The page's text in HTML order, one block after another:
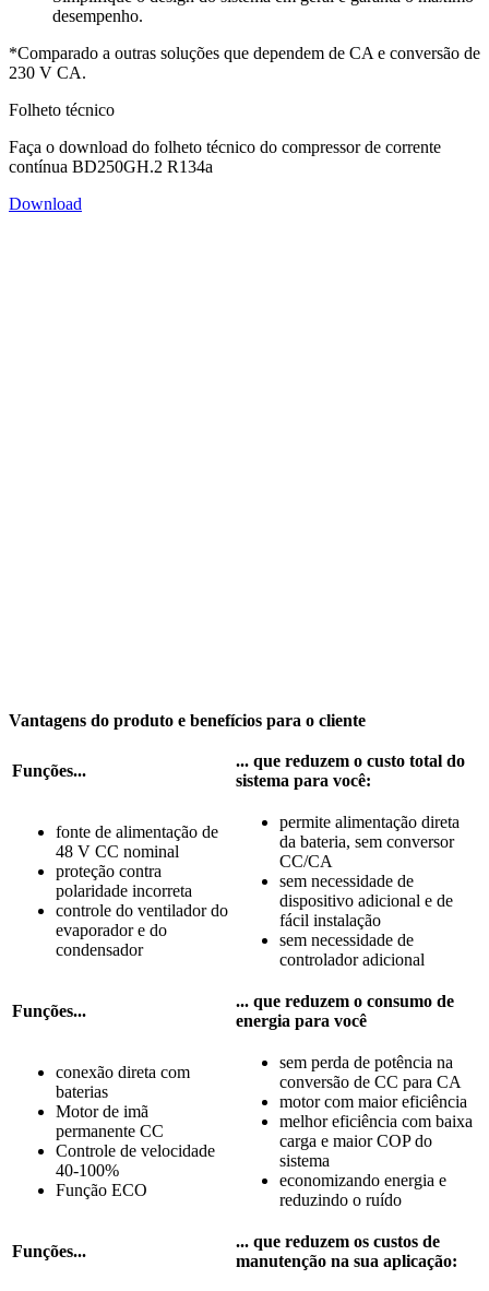
desempenho.
*Comparado a outras soluções que dependem de CA e conversão de
230 V CA.
Folheto técnico
Faça o download do folheto técnico do compressor de corrente
contínua BD250GH.2 R134a
Download
Vantagens do produto e benefícios para o cliente
Funções...
... que reduzem o custo total do
sistema para você:
fonte de alimentação de
48 V CC nominal
proteção contra
polaridade incorreta
controle do ventilador do
evaporador e do
condensador
permite alimentação direta
da bateria, sem conversor
CC/CA
sem necessidade de
dispositivo adicional e de
fácil instalação
sem necessidade de
controlador adicional
Funções...
... que reduzem o consumo de
energia para você
conexão direta com
baterias
Motor de imã
permanente CC
Controle de velocidade
40-100%
Função ECO
sem perda de potência na
conversão de CC para CA
motor com maior eficiência
melhor eficiência com baixa
carga e maior COP do
sistema
economizando energia e
reduzindo o ruído
Funções...
... que reduzem os custos de
manutenção na sua aplicação: